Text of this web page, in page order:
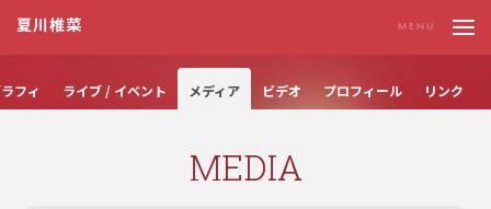
夏川椎菜
フィ ライブ / イベント メディア ビデオ プロフィール リンク
MEDIA